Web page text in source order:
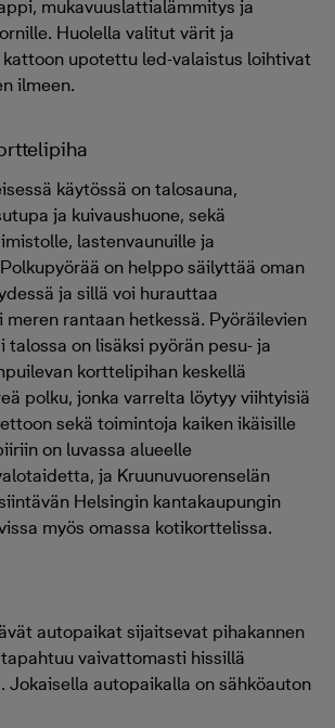
mukavuuslattialämmitys ja
Huolella valitut värit ja
upotettu led-valaistus loihtivat
ilmeen.
käytössä on talosauna,
ja kuivaushuone, sekä
lastenvaunuille ja
on helppo säilyttää oman
ja sillä voi hurauttaa
meren rantaan hetkessä. Pyöräilevien
talossa on lisäksi pyörän pesu- ja
korttelipihan keskellä
polku, jonka varrelta löytyy viihtyisiä
sekä toimintoja kaiken ikäisille
on luvassa alueelle
ja Kruunuvuorenselän
Helsingin kantakaupungin
myös omassa kotikorttelissa.
autopaikat sijaitsevat pihakannen
vaivattomasti hissillä
Jokaisella autopaikalla on sähköauton